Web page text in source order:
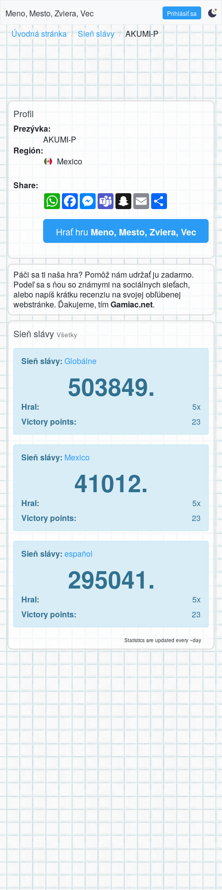
Meno, Mesto, Zviera, Vec Prihlásiť sa
Úvodná stránka Sieň slávy AKUMI-P
Profil
Prezývka:
AKUMI-P
Región:
Mexico
Share:
WhatsAppFacebookMessenger
TeamsSnapchat
Email
Hrať hru Meno, Mesto, Zviera, Vec
Páči sa ti naša hra? Pomôž nám udržať ju zadarmo.
Podeľ sa s ňou so známymi na sociálnych sieťach,
alebo napíš krátku recenziu na svojej obľúbenej
webstránke. Ďakujeme, tímGamiac.net.
Sieň slávy Všetky
Sieň slávy: Globálne
503849.
Hral:
5x
Victory points:
23
Sieň slávy: Mexico
41012.
Hral:
5x
Victory points:
23
Sieň slávy: español
295041.
Hral:
5x
Victory points:
23
Statistics are updated every ~day